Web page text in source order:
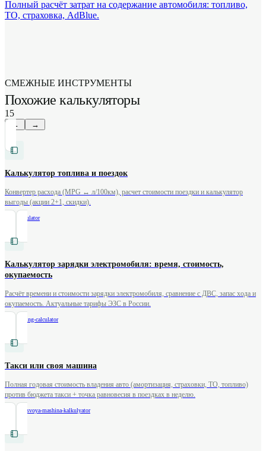
Полный расчёт затрат на содержание автомобиля: топливо,
ТО, страховка, AdBlue.
СМЕЖНЫЕ ИНСТРУМЕНТЫ
Похожие калькуляторы
15
← →
Калькулятор топлива и поездок
Конвертер расхода (MPG ↔ л/100км), расчет стоимости поездки и калькулятор
выгоды (акции 2+1, скидки).
fuel-calculator
Калькулятор зарядки электромобиля: время, стоимость,
окупаемость
Расчёт времени и стоимости зарядки электромобиля, сравнение с ДВС, запас хода и
окупаемость. Актуальные тарифы ЭЗС в России.
ev-charging-calculator
Такси или своя машина
Полная годовая стоимость владения авто (амортизация, страховки, ТО, топливо)
против бюджета такси + точка равновесия в поездках в неделю.
taksi-ili-svoya-mashina-kalkulyator